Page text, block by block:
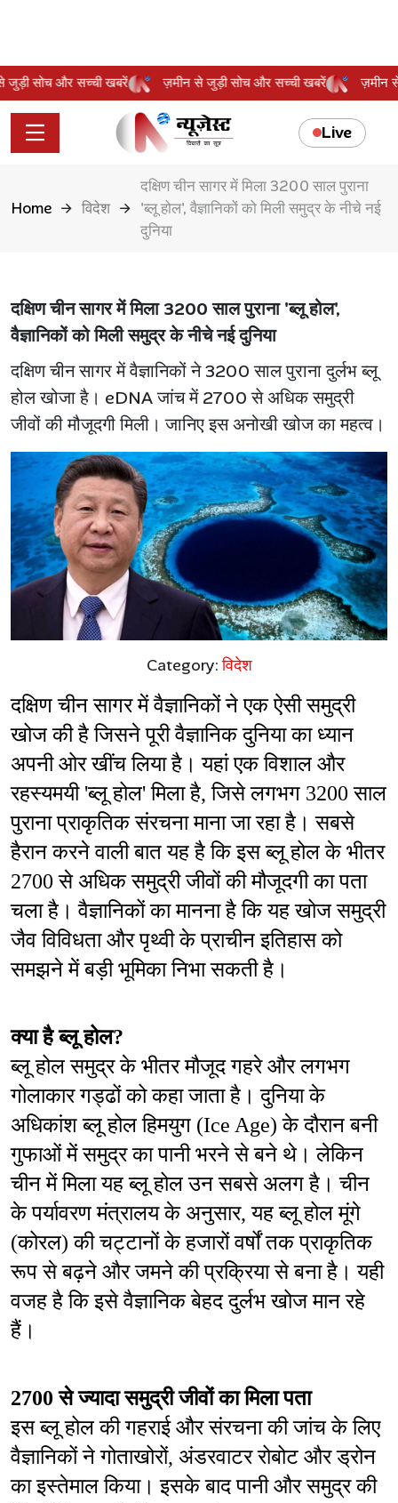
से जुड़ी सोच और सच्ची खबरें ज़मीन से जुड़ी सोच और सच्ची खबरें
Live
Home विदेश
दक्षिण चीन सागर में मिला 3200 साल पुराना
'ब्लू होल', वैज्ञानिकों को मिली समुद्र के नीचे नई
दुनिया
दक्षिण चीन सागर में मिला 3200 साल पुराना 'ब्लू होल',
वैज्ञानिकों को मिली समुद्र के नीचे नई दुनिया
दक्षिण चीन सागर में वैज्ञानिकों ने 3200 साल पुराना दुर्लभ ब्लू
होल खोजा है। eDNA जांच में 2700 से अधिक समुद्री
जीवों की मौजूदगी मिली। जानिए इस अनोखी खोज का महत्व।
Category:विदेश
दक्षिण चीन सागर में वैज्ञानिकों ने एक ऐसी समुद्री
खोज की है जिसने पूरी वैज्ञानिक दुनिया का ध्यान
अपनी ओर खींच लिया है। यहां एक विशाल और
रहस्यमयी 'ब्लू होल' मिला है, जिसे लगभग 3200 साल
पुराना प्राकृतिक संरचना माना जा रहा है। सबसे
हैरान करने वाली बात यह है कि इस ब्लू होल के भीतर
2700 से अधिक समुद्री जीवों की मौजूदगी का पता
चला है। वैज्ञानिकों का मानना है कि यह खोज समुद्री
जैव विविधता और पृथ्वी के प्राचीन इतिहास को
समझने में बड़ी भूमिका निभा सकती है।
क्या है ब्लू होल?
ब्लू होल समुद्र के भीतर मौजूद गहरे और लगभग
गोलाकार गड्ढों को कहा जाता है। दुनिया के
अधिकांश ब्लू होल हिमयुग (Ice Age) के दौरान बनी
गुफाओं में समुद्र का पानी भरने से बने थे। लेकिन
चीन में मिला यह ब्लू होल उन सबसे अलग है। चीन
के पर्यावरण मंत्रालय के अनुसार, यह ब्लू होल मूंगे
(कोरल) की चट्टानों के हजारों वर्षों तक प्राकृतिक
रूप से बढ़ने और जमने की प्रक्रिया से बना है। यही
वजह है कि इसे वैज्ञानिक बेहद दुर्लभ खोज मान रहे
हैं।
2700 से ज्यादा समुद्री जीवों का मिला पता
इस ब्लू होल की गहराई और संरचना की जांच के लिए
वैज्ञानिकों ने गोताखोरों, अंडरवाटर रोबोट और ड्रोन
का इस्तेमाल किया। इसके बाद पानी और समुद्र की